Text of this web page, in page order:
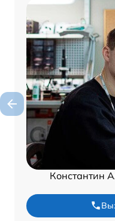
Константин